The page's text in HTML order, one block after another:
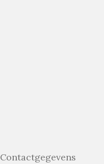
Contactgegevens